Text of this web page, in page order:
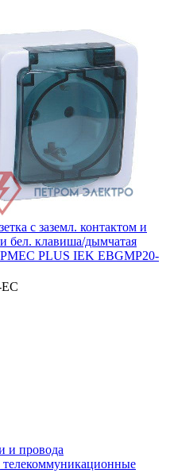
с заземл. контактом и
бел. клавиша/дымчатая
PLUS IEK EBGMP20-
и провода
телекоммуникационные